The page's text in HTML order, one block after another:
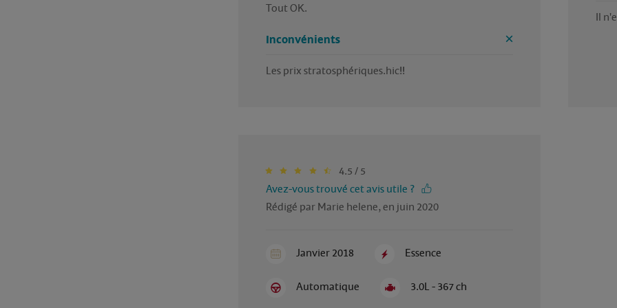
Tout OK.
Inconvénients
Les prix stratosphériques.hic!!
Il
4.5 / 5
Avez-vous trouvé cet avis utile ?
Rédigé par Marie helene, en juin 2020
Janvier 2018 Essence
Automatique 3.0L - 367 ch